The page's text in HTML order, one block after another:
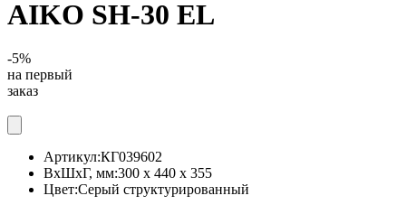
AIKO SH-30 EL
-5%
на первый
заказ
Артикул:КГ039602
ВхШхГ, мм:300 x 440 x 355
Цвет:Серый структурированный